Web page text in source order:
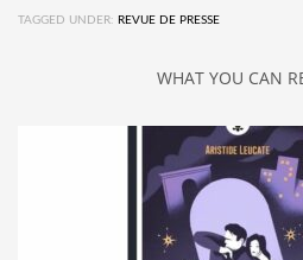
TAGGED UNDER: REVUE DE PRESSE
WHAT YOU CAN